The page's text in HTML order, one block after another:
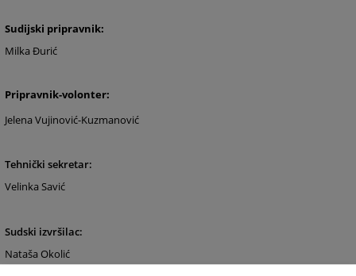
Sudijski pripravnik:
Milka Đurić
Pripravnik-volonter:
Jelena Vujinović-Kuzmanović
Tehnički sekretar:
Velinka Savić
Sudski izvršilac:
Nataša Okolić